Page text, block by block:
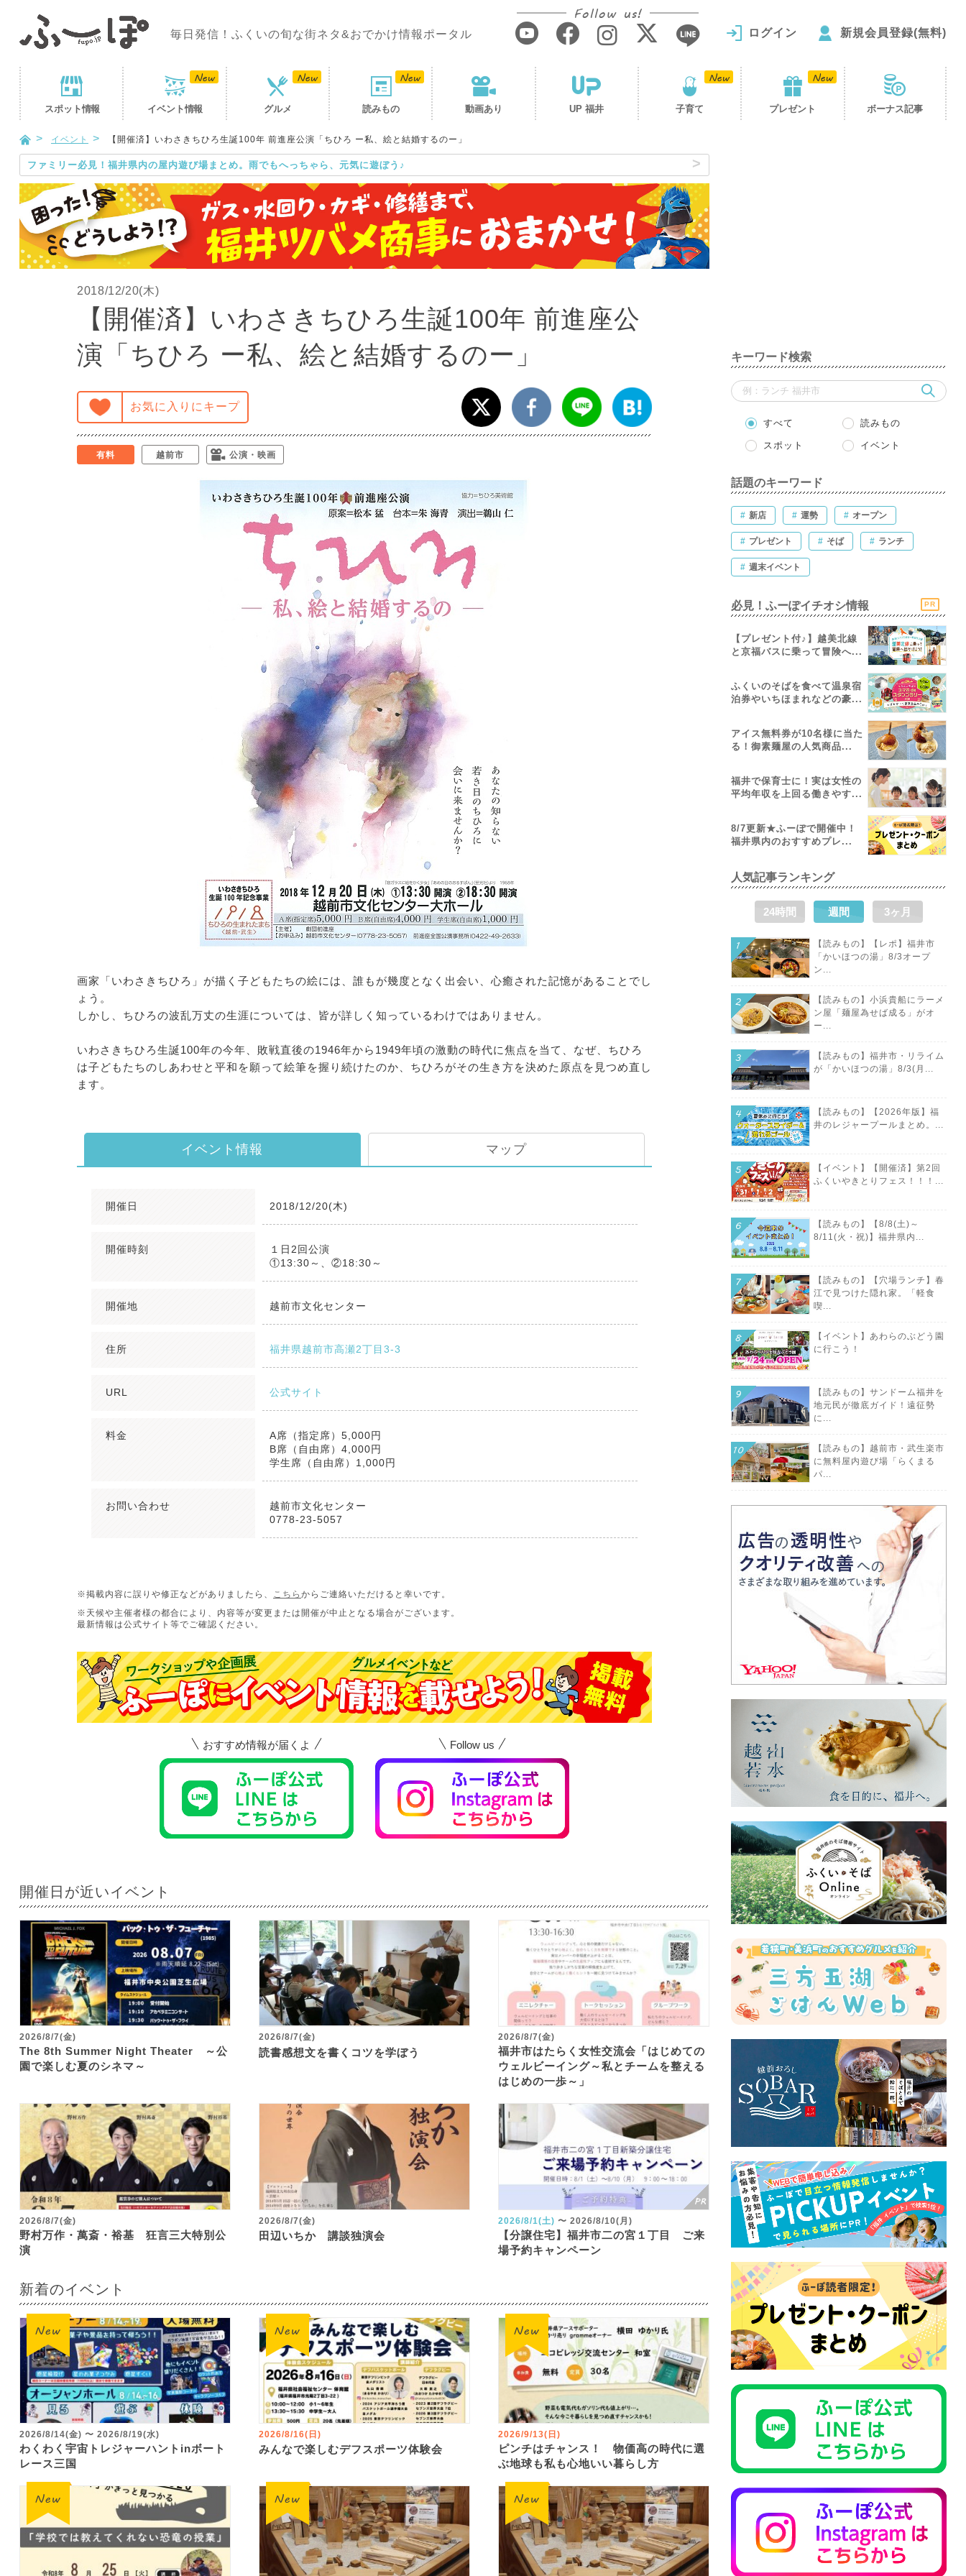
毎日発信！ふくいの旬な街ネタ&おでかけ情報ポータル
Follow us!
ログイン 新規会員登録(無料)
スポット情報 イベント情報 グルメ 読みもの 動画あり UP 福井 子育て プレゼント ボーナス記事
イベント 【開催済】いわさきちひろ生誕100年 前進座公演「ちひろ ー私、絵と結婚するのー」
ファミリー必見！福井県内の屋内遊び場まとめ。雨でもへっちゃら、元気に遊ぼう♪
2018/12/20(木)
【開催済】いわさきちひろ生誕100年 前進座公
演「ちひろ ー私、絵と結婚するのー」
お気に入りにキープ
有料 越前市 公演・映画
画家「いわさきちひろ」が描く子どもたちの絵には、誰もが幾度となく出会い、心癒された記憶があることでし
ょう。
しかし、ちひろの波乱万丈の生涯については、皆が詳しく知っているわけではありません。
いわさきちひろ生誕100年の今年、敗戦直後の1946年から1949年頃の激動の時代に焦点を当て、なぜ、ちひろ
は子どもたちのしあわせと平和を願って絵筆を握り続けたのか、ちひろがその生き方を決めた原点を見つめ直し
ます。
イベント情報 マップ
開催日 2018/12/20(木)
開催時刻
１日2回公演
①13:30～、②18:30～
開催地 越前市文化センター
住所 福井県越前市高瀬2丁目3-3
URL 公式サイト
料金
A席（指定席）5,000円
B席（自由席）4,000円
学生席（自由席）1,000円
お問い合わせ
越前市文化センター
0778-23-5057
※掲載内容に誤りや修正などがありましたら、 こちら からご連絡いただけると幸いです。
※天候や主催者様の都合により、内容等が変更または開催が中止となる場合がございます。
最新情報は公式サイト等でご確認ください。
おすすめ情報が届くよ Follow us
開催日が近いイベント
2026/8/7(金)
The 8th Summer Night Theater ～公
園で楽しむ夏のシネマ～
2026/8/7(金)
読書感想文を書くコツを学ぼう
2026/8/7(金)
福井市はたらく女性交流会「はじめての
ウェルビーイング～私とチームを整える
はじめの一歩～」
2026/8/7(金)
野村万作・萬斎・裕基 狂言三大特別公
演
2026/8/7(金)
田辺いちか 講談独演会
2026/8/1(土) 〜 2026/8/10(月)
【分譲住宅】福井市二の宮１丁目 ご来
場予約キャンペーン
新着のイベント
2026/8/14(金) 〜 2026/8/19(水)
わくわく宇宙トレジャーハントinボート
レース三国
2026/8/16(日)
みんなで楽しむデフスポーツ体験会
2026/9/13(日)
ピンチはチャンス！ 物価高の時代に選
ぶ地球も私も心地いい暮らし方
キーワード検索
すべて 読みもの
スポット イベント
話題のキーワード
# 新店 # 運勢 # オープン
# プレゼント # そば # ランチ
# 週末イベント
必見！ふーぽイチオシ情報 PR
【プレゼント付♪】越美北線
と京福バスに乗って冒険へ...
ふくいのそばを食べて温泉宿
泊券やいちほまれなどの豪...
アイス無料券が10名様に当た
る！御素麺屋の人気商品...
福井で保育士に！実は女性の
平均年収を上回る働きやす...
8/7更新★ふーぽで開催中！
福井県内のおすすめプレ...
人気記事ランキング
24時間 週間 3ヶ月
【読みもの】【レポ】福井市
「かいほつの湯」8/3オープ
ン...
【読みもの】小浜貴船にラーメ
ン屋「麺屋為せば成る」がオ
ー...
【読みもの】福井市・リライム
が「かいほつの湯」8/3(月...
【読みもの】【2026年版】福
井のレジャープールまとめ。...
【イベント】【開催済】第2回
ふくいやきとりフェス！！！...
【読みもの】【8/8(土)～
8/11(火・祝)】福井県内...
【読みもの】【穴場ランチ】春
江で見つけた隠れ家。「軽食
喫...
【イベント】あわらのぶどう園
に行こう！
【読みもの】サンドーム福井を
地元民が徹底ガイド！遠征勢
に...
【読みもの】越前市・武生楽市
に無料屋内遊び場「らくまる
パ...